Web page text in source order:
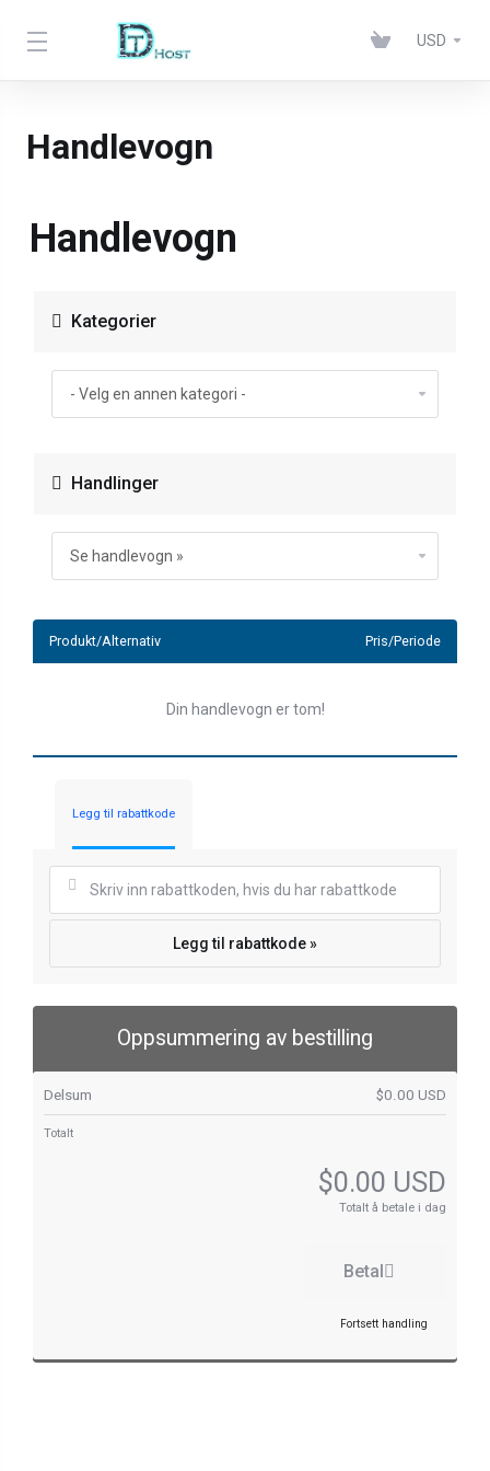
USD
Handlevogn
Handlevogn
Kategorier
Handlinger
Produkt/Alternativ Pris/Periode
Din handlevogn er tom!
Legg til rabattkode
Legg til rabattkode »
Oppsummering av bestilling
Delsum $0.00 USD
Totalt
$0.00 USD
Totalt å betale i dag
Betal
Fortsett handling